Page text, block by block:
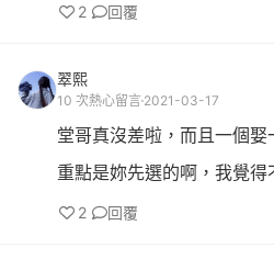
2 回覆
翠熙
10 次熱心留言 2021-03-17
堂哥真沒差啦，而且一個
重點是妳先選的啊，我覺得
2 回覆